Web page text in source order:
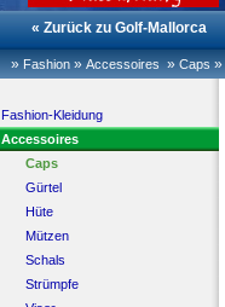
« Zurück zu Golf-Mallorca
» Fashion» Accessoires » Caps»
Fashion-Kleidung
Accessoires
Caps
Gürtel
Hüte
Mützen
Schals
Strümpfe